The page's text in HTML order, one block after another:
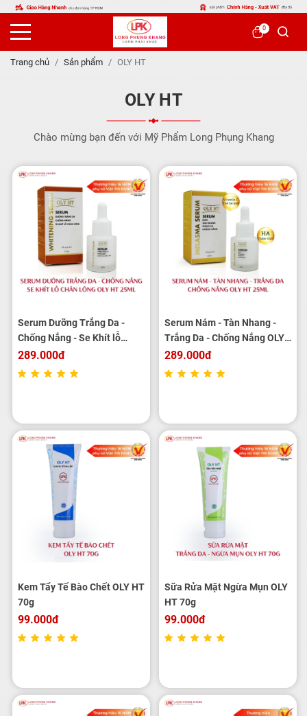
0
Trang chủ Sản phẩm OLY HT
OLY HT
Chào mừng bạn đến với Mỹ Phẩm Long Phụng Khang
Serum Dưỡng Trắng Da -
Chống Nắng - Se Khít lỗ
Chân Lông OLY HT 25ml
289.000đ
Serum Nám - Tàn Nhang -
Trắng Da - Chống Nắng OLY
HT 25ml
289.000đ
Kem Tẩy Tế Bào Chết OLY HT
70g
99.000đ
Sữa Rửa Mặt Ngừa Mụn OLY
HT 70g
99.000đ